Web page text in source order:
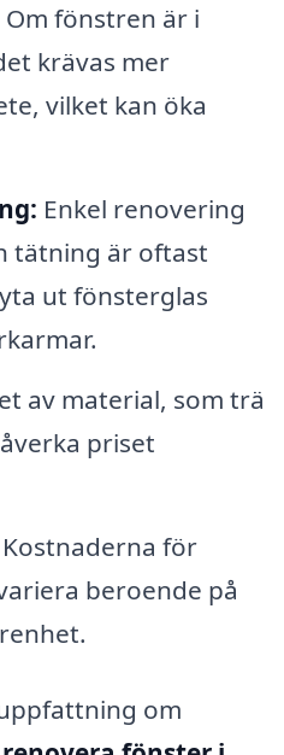
Om fönstren är i
krävas mer
vilket kan öka
Enkel renovering
tätning är oftast
ut fönsterglas
av material, som trä
priset
Kostnaderna för
beroende på
om